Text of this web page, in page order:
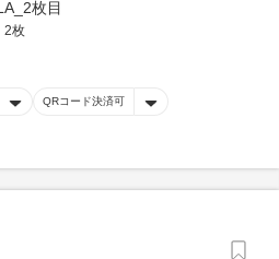
2枚
QRコード決済可